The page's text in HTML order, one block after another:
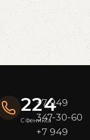
224
С Феникса
+7 949
347-30-60
+7 949